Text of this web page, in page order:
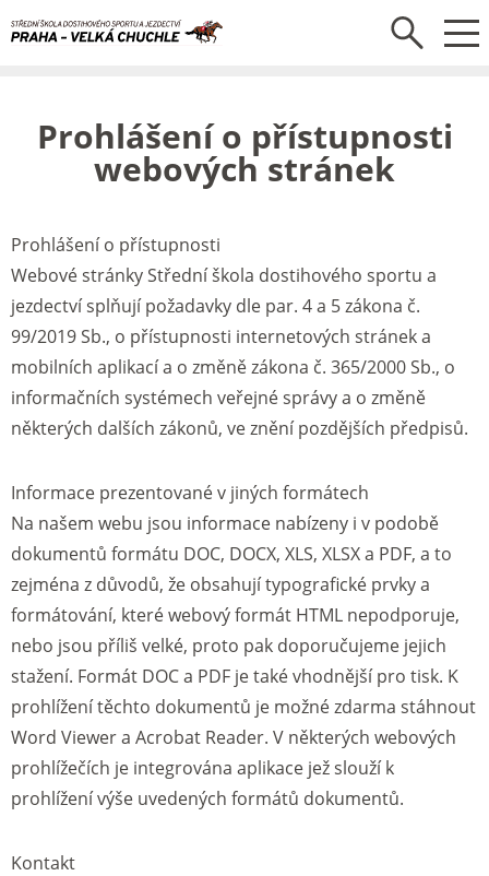
Prohlášení o přístupnosti
webových stránek
Prohlášení o přístupnosti
Webové stránky Střední škola dostihového sportu a
jezdectví splňují požadavky dle par. 4 a 5 zákona č.
99/2019 Sb., o přístupnosti internetových stránek a
mobilních aplikací a o změně zákona č. 365/2000 Sb., o
informačních systémech veřejné správy a o změně
některých dalších zákonů, ve znění pozdějších předpisů.
Informace prezentované v jiných formátech
Na našem webu jsou informace nabízeny i v podobě
dokumentů formátu DOC, DOCX, XLS, XLSX a PDF, a to
zejména z důvodů, že obsahují typografické prvky a
formátování, které webový formát HTML nepodporuje,
nebo jsou příliš velké, proto pak doporučujeme jejich
stažení. Formát DOC a PDF je také vhodnější pro tisk. K
prohlížení těchto dokumentů je možné zdarma stáhnout
Word Viewer a Acrobat Reader. V některých webových
prohlížečích je integrována aplikace jež slouží k
prohlížení výše uvedených formátů dokumentů.
Kontakt